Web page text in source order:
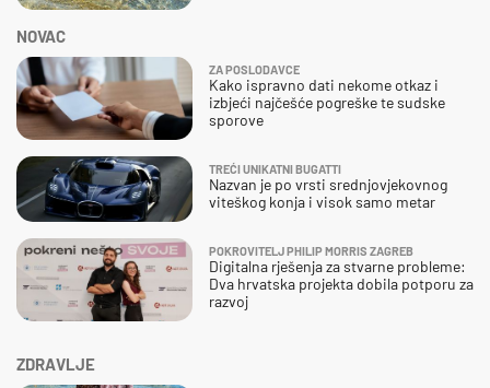
ZDRAVLJE
NOVAC
ZA POSLODAVCE
Kako ispravno dati nekome otkaz i
izbjeći najčešće pogreške te sudske
sporove
TREĆI UNIKATNI BUGATTI
Nazvan je po vrsti srednjovjekovnog
viteškog konja i visok samo metar
POKROVITELJ PHILIP MORRIS ZAGREB
Digitalna rješenja za stvarne probleme:
Dva hrvatska projekta dobila potporu za
razvoj